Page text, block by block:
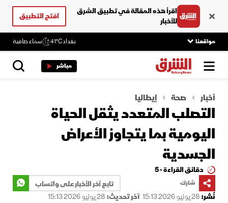
اقرأ هذه المقالة في تطبيق الشرق
للأخبار
افتح التطبيق
مواقعنا بغداد41°C سماء صافية
مباشر
أخبار صحة إيطاليا
التصلب المتعدد يثقل الحياة
اليومية بما يتجاوز الأعراض
الجسدية
دقائق القراءة - 5
شارك
تابع آخر الأخبار على واتساب
نُشر:28 يونيو 2026 15:13 آخر تحديث:28 يونيو 2026 15:13